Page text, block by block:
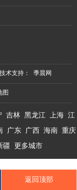
术支持：季晨网
图
吉林 黑龙江 上海 江
广东 广西 海南 重庆
疆 更多城市
返回顶部